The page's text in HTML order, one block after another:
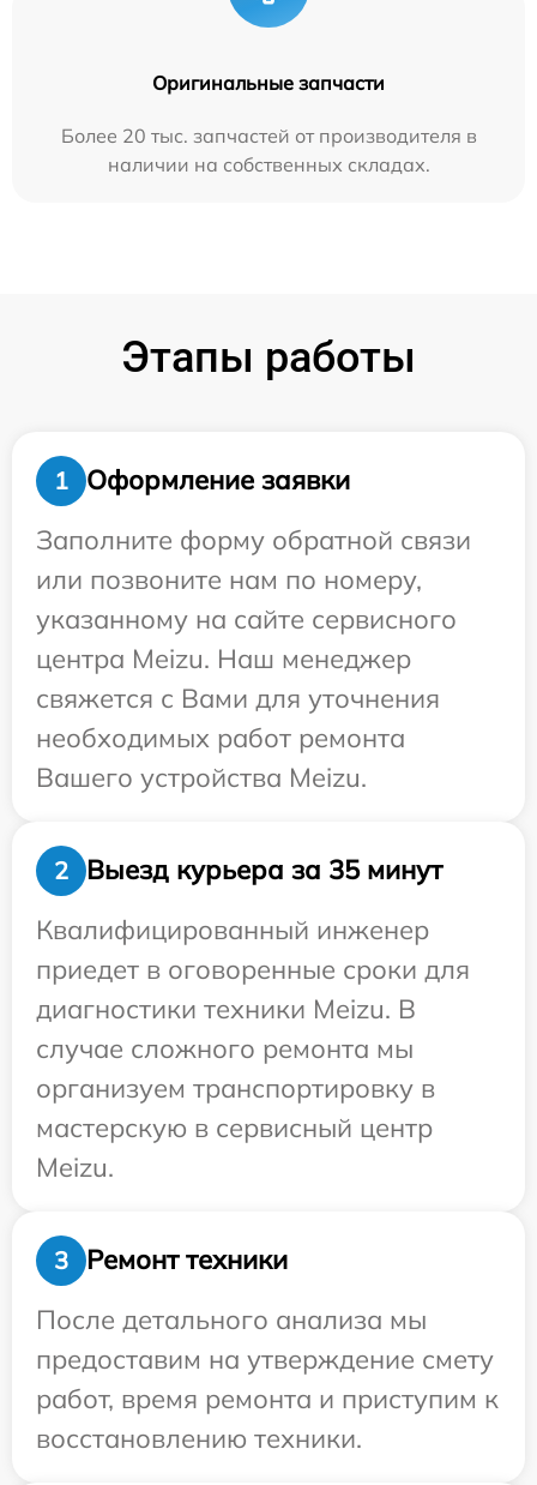
Оригинальные запчасти
Более 20 тыс. запчастей от производителя в
наличии на собственных складах.
Этапы работы
1
Оформление заявки
Заполните форму обратной связи
или позвоните нам по номеру,
указанному на сайте сервисного
центра Meizu. Наш менеджер
свяжется с Вами для уточнения
необходимых работ ремонта
Вашего устройства Meizu.
2
Выезд курьера за 35 минут
Квалифицированный инженер
приедет в оговоренные сроки для
диагностики техники Meizu. В
случае сложного ремонта мы
организуем транспортировку в
мастерскую в сервисный центр
Meizu.
3
Ремонт техники
После детального анализа мы
предоставим на утверждение смету
работ, время ремонта и приступим к
восстановлению техники.